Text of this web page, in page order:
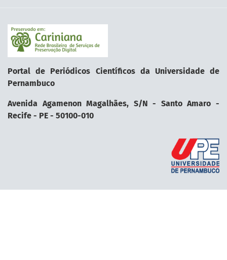
Portal de Periódicos Científicos da Universidade de
Pernambuco
Avenida Agamenon Magalhães, S/N - Santo Amaro -
Recife - PE - 50100-010